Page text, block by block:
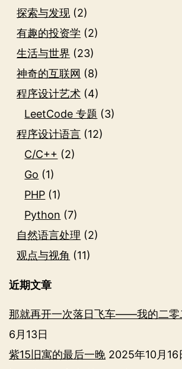
探索与发现 (2)
有趣的投资学 (2)
生活与世界 (23)
神奇的互联网 (8)
程序设计艺术 (4)
LeetCode 专题 (3)
程序设计语言 (12)
C/C++ (2)
Go (1)
PHP (1)
Python (7)
自然语言处理 (2)
观点与视角 (11)
近期文章
那就再开一次落日飞车——我的二零
6月13日
紫15旧寓的最后一晚 2025年10月16